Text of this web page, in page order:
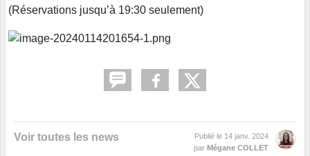
(Réservations jusqu’à 19:30 seulement)
Voir toutes les news Publié le 14 janv. 2024
par Mégane COLLET